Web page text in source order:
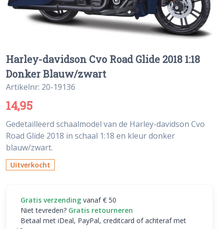
Harley-davidson Cvo Road Glide 2018 1:18
Donker Blauw/zwart
Artikelnr: 20-19136
14,95
Gedetailleerd schaalmodel van de Harley-davidson Cvo
Road Glide 2018 in schaal 1:18 en kleur donker
blauw/zwart.
Uitverkocht
Gratis verzending vanaf € 50
Niet tevreden? Gratis retourneren
Betaal met iDeal, PayPal, creditcard of achteraf met